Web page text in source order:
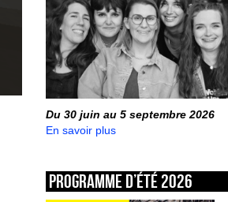
Du 30 juin au 5 septembre 2026
En savoir plus
Programme d’été 2026